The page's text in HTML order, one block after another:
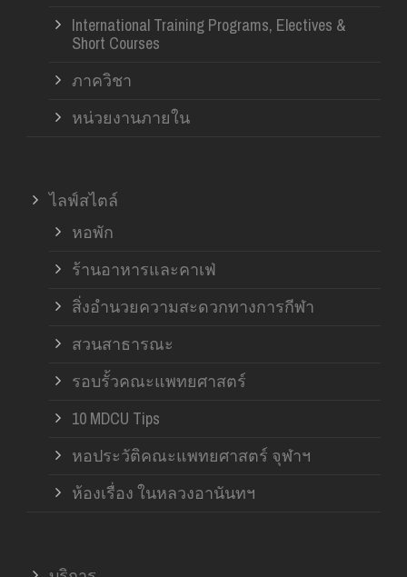
International Training Programs, Electives &
Short Courses
ภาควิชา
หน่วยงานภายใน
ไลฟ์สไตล์
หอพัก
ร้านอาหารและคาเฟ่
สิ่งอำนวยความสะดวกทางการกีฬา
สวนสาธารณะ
รอบรั้วคณะแพทยศาสตร์
10 MDCU Tips
หอประวัติคณะแพทยศาสตร์ จุฬาฯ
ห้องเรื่อง ในหลวงอานันทฯ